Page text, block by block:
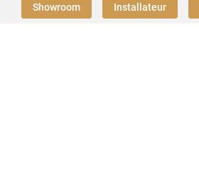
Showroom Installateur